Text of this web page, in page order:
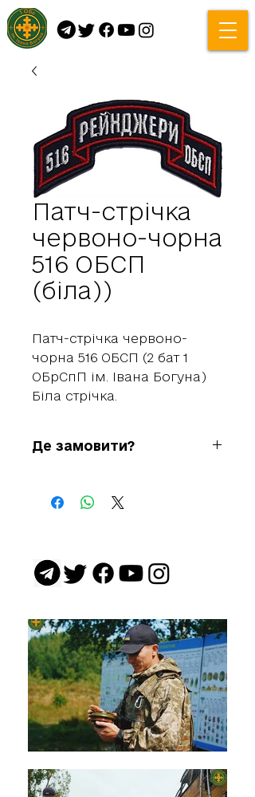
Патч-стрічка
червоно-чорна
516 ОБСП
(біла))
Патч-стрічка червоно-
чорна 516 ОБСП (2 бат 1
ОБрСпП ім. Івана Богуна)
Біла стрічка.
Де замовити?